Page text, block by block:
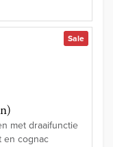
Sale
met draaifunctie
en cognac